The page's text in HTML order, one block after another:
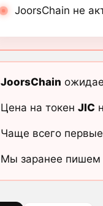
JoorsChain не
JoorsChain
Цена на токен JIC
Чаще всего
Мы заранее пишем